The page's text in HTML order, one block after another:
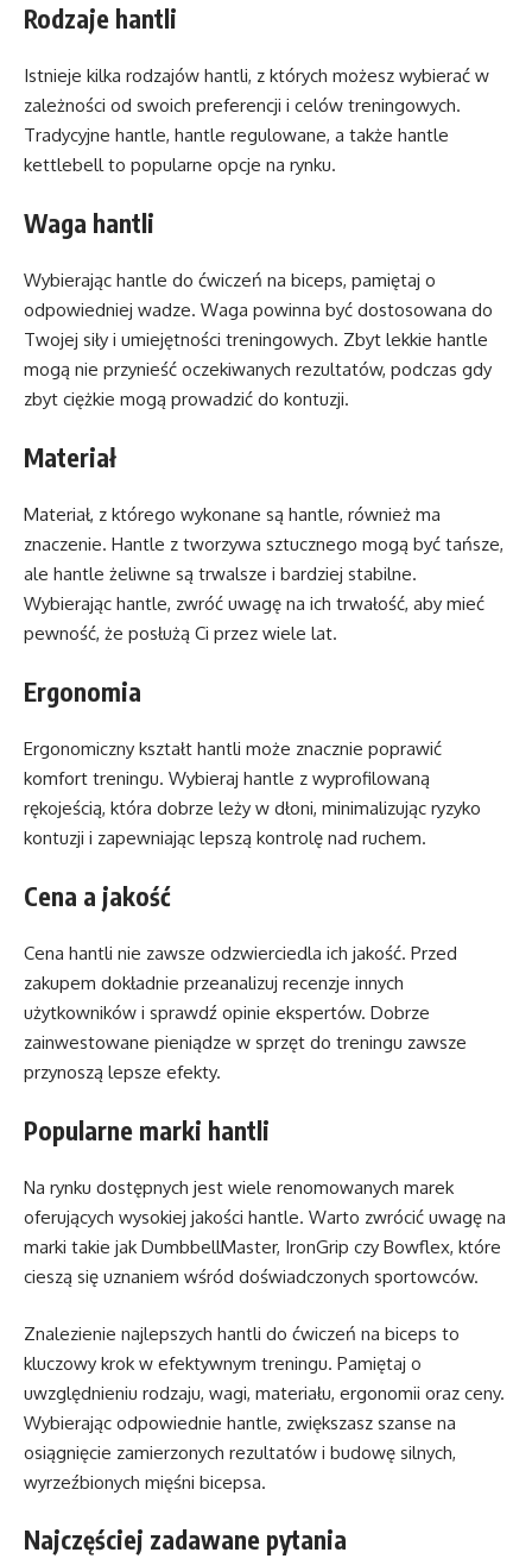
Rodzaje hantli
Istnieje kilka rodzajów hantli, z których możesz wybierać w
zależności od swoich preferencji i celów treningowych.
Tradycyjne hantle, hantle regulowane, a także hantle
kettlebell to popularne opcje na rynku.
Waga hantli
Wybierając hantle do ćwiczeń na biceps, pamiętaj o
odpowiedniej wadze. Waga powinna być dostosowana do
Twojej siły i umiejętności treningowych. Zbyt lekkie hantle
mogą nie przynieść oczekiwanych rezultatów, podczas gdy
zbyt ciężkie mogą prowadzić do kontuzji.
Materiał
Materiał, z którego wykonane są hantle, również ma
znaczenie. Hantle z tworzywa sztucznego mogą być tańsze,
ale hantle żeliwne są trwalsze i bardziej stabilne.
Wybierając hantle, zwróć uwagę na ich trwałość, aby mieć
pewność, że posłużą Ci przez wiele lat.
Ergonomia
Ergonomiczny kształt hantli może znacznie poprawić
komfort treningu. Wybieraj hantle z wyprofilowaną
rękojeścią, która dobrze leży w dłoni, minimalizując ryzyko
kontuzji i zapewniając lepszą kontrolę nad ruchem.
Cena a jakość
Cena hantli nie zawsze odzwierciedla ich jakość. Przed
zakupem dokładnie przeanalizuj recenzje innych
użytkowników i sprawdź opinie ekspertów. Dobrze
zainwestowane pieniądze w sprzęt do treningu zawsze
przynoszą lepsze efekty.
Popularne marki hantli
Na rynku dostępnych jest wiele renomowanych marek
oferujących wysokiej jakości hantle. Warto zwrócić uwagę na
marki takie jak DumbbellMaster, IronGrip czy Bowflex, które
cieszą się uznaniem wśród doświadczonych sportowców.
Znalezienie najlepszych hantli do ćwiczeń na biceps to
kluczowy krok w efektywnym treningu. Pamiętaj o
uwzględnieniu rodzaju, wagi, materiału, ergonomii oraz ceny.
Wybierając odpowiednie hantle, zwiększasz szanse na
osiągnięcie zamierzonych rezultatów i budowę silnych,
wyrzeźbionych mięśni bicepsa.
Najczęściej zadawane pytania